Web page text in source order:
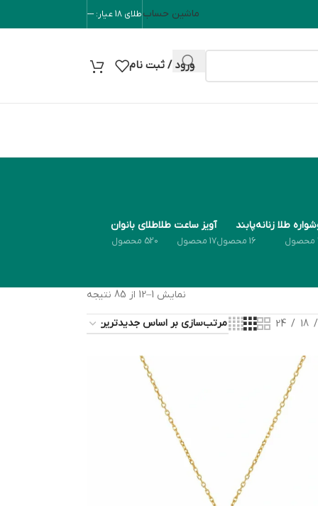
ماشین حسابطلای 18 عیار: ---
ورود / ثبت نام
طلا زنانهپابند
16 محصول
آویز ساعت طلا
17 محصول
طلای بانوان
520 محصول
نمایش 1–12 از 85 نتیجه
18
24